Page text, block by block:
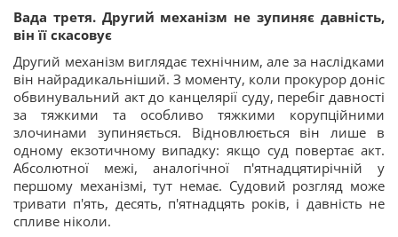
Вада третя. Другий механізм не зупиняє давність,
він її скасовує
Другий механізм виглядає технічним, але за наслідками
він найрадикальніший. З моменту, коли прокурор доніс
обвинувальний акт до канцелярії суду, перебіг давності
за тяжкими та особливо тяжкими корупційними
злочинами зупиняється. Відновлюється він лише в
одному екзотичному випадку: якщо суд повертає акт.
Абсолютної межі, аналогічної п'ятнадцятирічній у
першому механізмі, тут немає. Судовий розгляд може
тривати п'ять, десять, п'ятнадцять років, і давність не
спливе ніколи.